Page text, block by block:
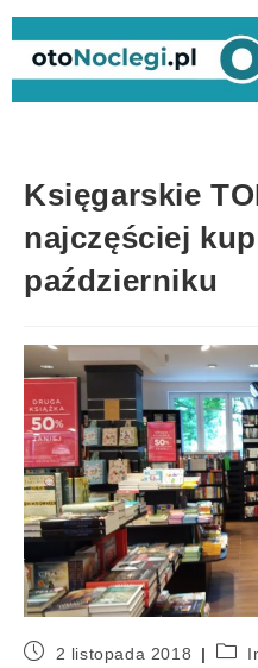
Księgarskie
najczęściej
październiku
2 listopada 2018